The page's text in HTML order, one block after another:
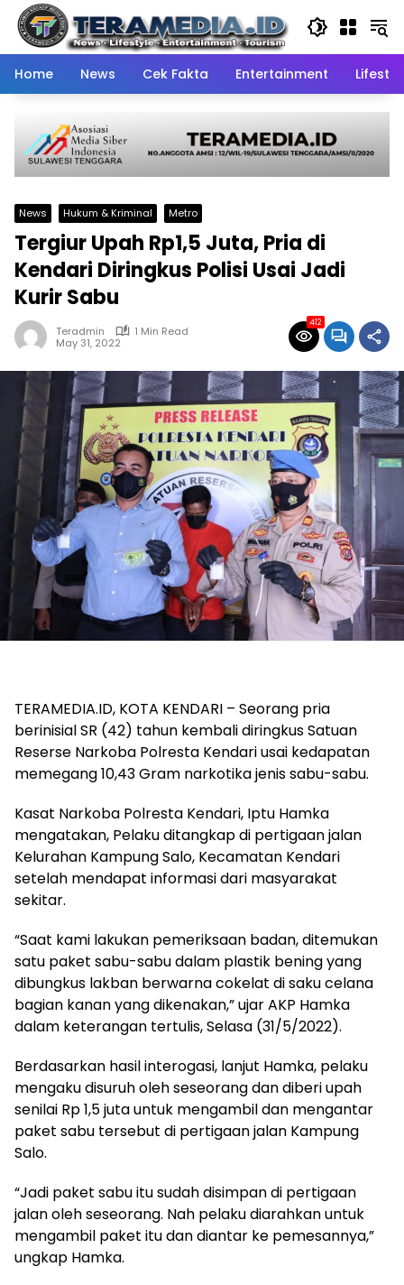
Skip
content
Home
News Cek Fakta Entertainment
News Hukum & Kriminal Metro
Tergiur Upah Rp1,5 Juta, Pria di
Kendari Diringkus Polisi Usai Jadi
Kurir Sabu
Teradmin
1 Min Read
May 31, 2022
412
TERAMEDIA.ID, KOTA KENDARI – Seorang pria
berinisial SR (42) tahun kembali diringkus Satuan
Reserse Narkoba Polresta Kendari usai kedapatan
memegang 10,43 Gram narkotika jenis sabu-sabu.
Kasat Narkoba Polresta Kendari, Iptu Hamka
mengatakan, Pelaku ditangkap di pertigaan jalan
Kelurahan Kampung Salo, Kecamatan Kendari
setelah mendapat informasi dari masyarakat
sekitar.
“Saat kami lakukan pemeriksaan badan, ditemukan
satu paket sabu-sabu dalam plastik bening yang
dibungkus lakban berwarna cokelat di saku celana
bagian kanan yang dikenakan,” ujar AKP Hamka
dalam keterangan tertulis, Selasa (31/5/2022).
Berdasarkan hasil interogasi, lanjut Hamka, pelaku
mengaku disuruh oleh seseorang dan diberi upah
senilai Rp 1,5 juta untuk mengambil dan mengantar
paket sabu tersebut di pertigaan jalan Kampung
Salo.
“Jadi paket sabu itu sudah disimpan di pertigaan
jalan oleh seseorang. Nah pelaku diarahkan untuk
mengambil paket itu dan diantar ke pemesannya,”
ungkap Hamka.